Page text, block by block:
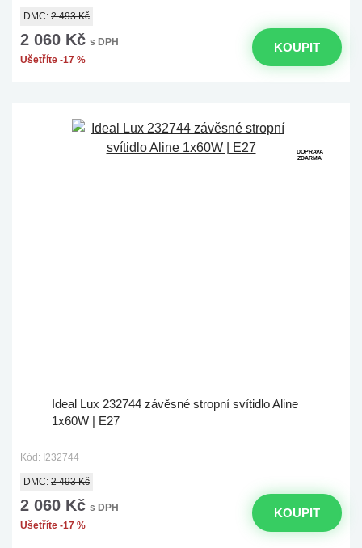
DMC: 2 493 Kč
2 060 Kč s DPH
Ušetříte -17 %
KOUPIT
DOPRAVA
ZDARMA
Ideal Lux 232744 závěsné stropní svítidlo Aline
1x60W | E27
Kód: I232744
DMC: 2 493 Kč
2 060 Kč s DPH
Ušetříte -17 %
KOUPIT